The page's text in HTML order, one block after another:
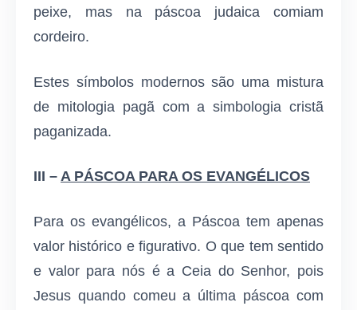
peixe, mas na páscoa judaica comiam
cordeiro.
Estes símbolos modernos são uma mistura
de mitologia pagã com a simbologia cristã
paganizada.
III – A PÁSCOA PARA OS EVANGÉLICOS
Para os evangélicos, a Páscoa tem apenas
valor histórico e figurativo. O que tem sentido
e valor para nós é a Ceia do Senhor, pois
Jesus quando comeu a última páscoa com